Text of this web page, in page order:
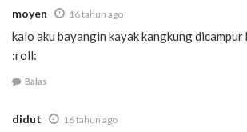
moyen 16 tahun ago
kalo aku bayangin kayak kangkung
:roll:
Balas
didut 16 tahun ago